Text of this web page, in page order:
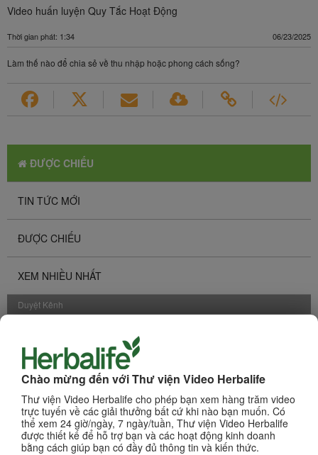
Chào mừng đến với Thư viện Video Herbalife
Thư viện Video Herbalife cho phép bạn xem hàng trăm video
trực tuyến về các giải thưởng bất cứ khi nào bạn muốn. Có
thể xem 24 giờ/ngày, 7 ngày/tuần, Thư viện Video Herbalife
được thiết kế để hỗ trợ bạn và các hoạt động kinh doanh
bằng cách giúp bạn có đầy đủ thông tin và kiến thức.
Video huấn luyện Quy Tắc Hoạt Động
Thời gian phát: 1:34 06/23/2025
Làm thế nào để chia sẻ về thu nhập hoặc phong cách sống?
ĐƯỢC CHIẾU
TIN TỨC MỚI
ĐƯỢC CHIẾU
XEM NHIỀU NHẤT
Duyệt Kênh
KINH DOANH
DINH DƯỠNG & KHOA HỌC
CHAT HLF PODCAST